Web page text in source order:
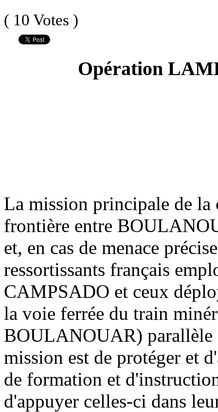
( 10 Votes )
Opération
La mission principale de la
frontière entre
et, en cas de menace
ressortissants français
CAMPSADO et ceux
la voie ferrée du train
BOULANOUAR) parallèle
mission est de protéger et
de formation et
d'appuyer celles-ci dans